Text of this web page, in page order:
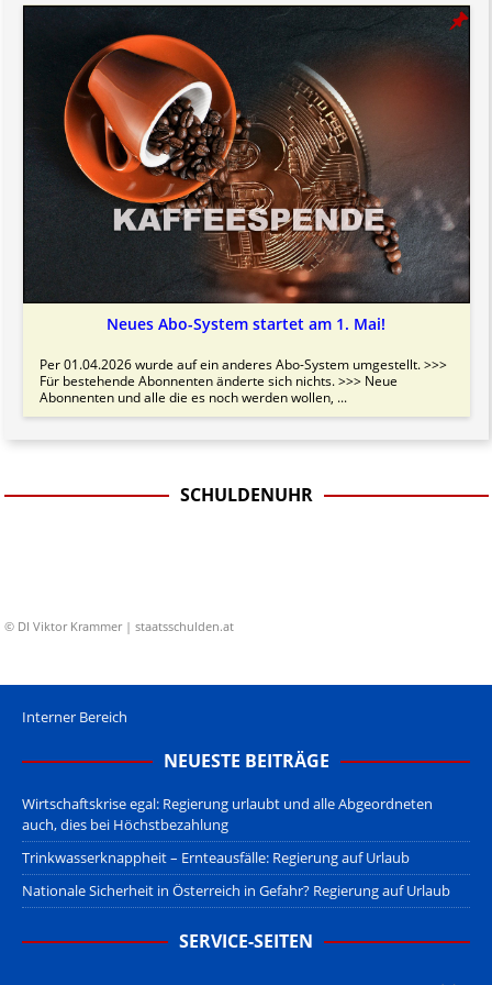
Neues Abo-System startet am 1. Mai!
Per 01.04.2026 wurde auf ein anderes Abo-System umgestellt. >>>
Für bestehende Abonnenten änderte sich nichts. >>> Neue
Abonnenten und alle die es noch werden wollen, ...
SCHULDENUHR
© DI Viktor Krammer | staatsschulden.at
Interner Bereich
NEUESTE BEITRÄGE
Wirtschaftskrise egal: Regierung urlaubt und alle Abgeordneten
auch, dies bei Höchstbezahlung
Trinkwasserknappheit – Ernteausfälle: Regierung auf Urlaub
Nationale Sicherheit in Österreich in Gefahr? Regierung auf Urlaub
SERVICE-SEITEN